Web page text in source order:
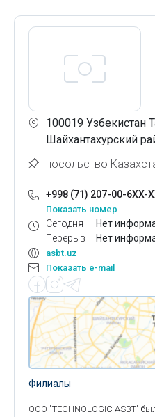
100019 Узбекистан
Шайхантахурский
посольство
+998 (71) 207-00-6XX-
Показать номер
Сегодня
Перерыв
Нет
Нет
asbt.uz
Показать e-mail
Филиалы
ООО "TECHNOLOGIC ASBT"